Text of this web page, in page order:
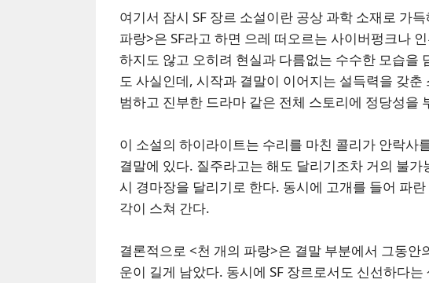
여기서 잠시 SF 장르 소설이란 공상 과학 소재로 가
파랑>은 SF라고 하면 으레 떠오르는 사이버펑크나
하지도 않고 오히려 현실과 다름없는 수수한 모습을
도 사실인데, 시작과 결말이 이어지는 설득력을 갖
범하고 진부한 드라마 같은 전체 스토리에 정당성을
이 소설의 하이라이트는 수리를 마친 콜리가 안락사
결말에 있다. 질주라고는 해도 달리기조차 거의 불
시 경마장을 달리기로 한다. 동시에 고개를 들어 파
각이 스쳐 간다.
결론적으로 <천 개의 파랑>은 결말 부분에서 그동
운이 길게 남았다. 동시에 SF 장르로서도 신선하다